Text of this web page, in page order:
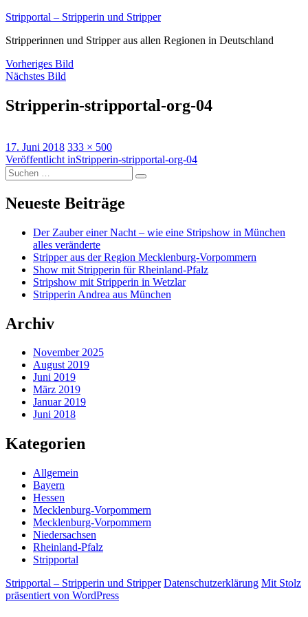
Zum
springen
Stripportal – Stripperin und Stripper
Stripperinnen und Stripper aus allen Regionen in Deutschland
Vorheriges Bild
Nächstes Bild
Stripperin-stripportal-org-04
Veröffentlicht
am
17. Juni 2018 Volle
Größe
333 × 500
Beitragsnavigation
Veröffentlicht inStripperin-stripportal-org-04
Suche
nach:
Suchen
Neueste Beiträge
Der Zauber einer Nacht – wie eine Stripshow in München
alles veränderte
Stripper aus der Region Mecklenburg-Vorpommern
Show mit Stripperin für Rheinland-Pfalz
Stripshow mit Stripperin in Wetzlar
Stripperin Andrea aus München
Archiv
November 2025
August 2019
Juni 2019
März 2019
Januar 2019
Juni 2018
Kategorien
Allgemein
Bayern
Hessen
Mecklenburg-Vorpommern
Mecklenburg-Vorpommern
Niedersachsen
Rheinland-Pfalz
Stripportal
Stripportal – Stripperin und Stripper Datenschutzerklärung Mit Stolz
präsentiert von WordPress